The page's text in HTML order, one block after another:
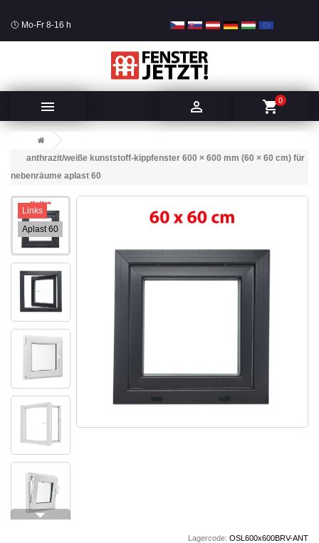
Mo-Fr 8-16 h
  shopping_cart0
anthrazit/weiße kunststoff-kippfenster 600 × 600 mm (60 × 60 cm) für
nebenräume aplast 60
Links
Aplast 60
arrow_drop_down
Lagercode: OSL600x600BRV-ANT